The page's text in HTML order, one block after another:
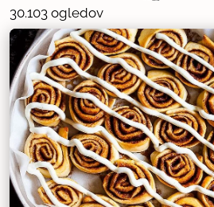
30.103 ogledov